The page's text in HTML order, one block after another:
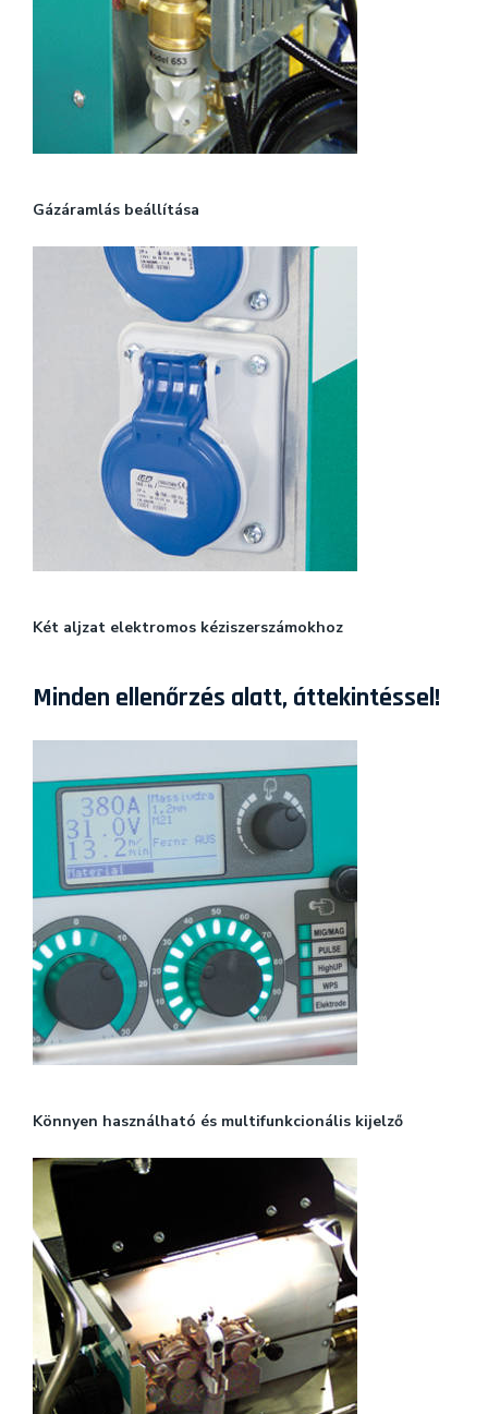
Gázáramlás beállítása
Két aljzat elektromos kéziszerszámokhoz
Minden ellenőrzés alatt, áttekintéssel!
Könnyen használható és multifunkcionális kijelző